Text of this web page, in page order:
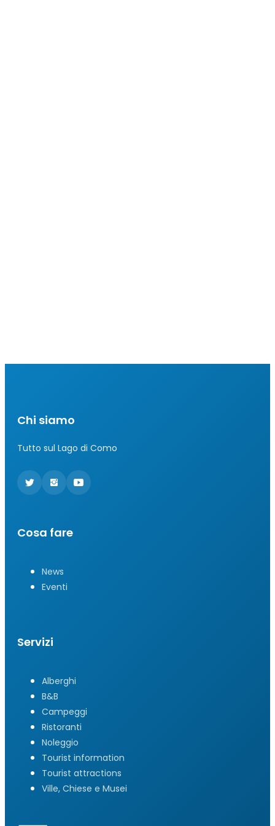
Chi siamo
Tutto sul Lago di Como
Cosa fare
News
Eventi
Servizi
Alberghi
B&B
Campeggi
Ristoranti
Noleggio
Tourist information
Tourist attractions
Ville, Chiese e Musei